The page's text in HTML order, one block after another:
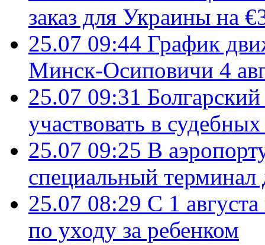
заказ для Украины на
25.07 09:44 График
Минск-Осиповичи 4
25.07 09:31
участвовать в
25.07 09:25 В
специальный терминал
25.07 08:29 С 1
по уходу за ребенком